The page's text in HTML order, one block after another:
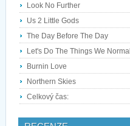
Look No Further
Us 2 Little Gods
The Day Before The Day
Let's Do The Things We Normall
Burnin Love
Northern Skies
Celkový čas: